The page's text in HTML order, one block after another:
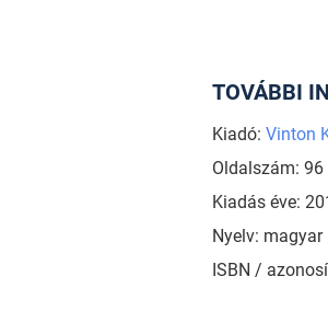
TOVÁBBI
Kiadó: Vinton
Oldalszám: 96
Kiadás éve:
Nyelv: magyar
ISBN /